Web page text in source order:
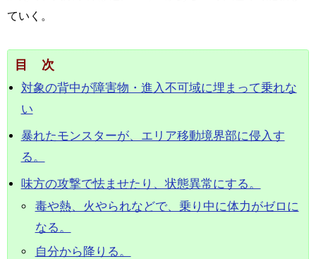
ていく。
目次
対象の背中が障害物・進入不可域に埋まって乗れな
い
暴れたモンスターが、エリア移動境界部に侵入す
る。
味方の攻撃で怯ませたり、状態異常にする。
毒や熱、火やられなどで、乗り中に体力がゼロに
なる。
自分から降りる。